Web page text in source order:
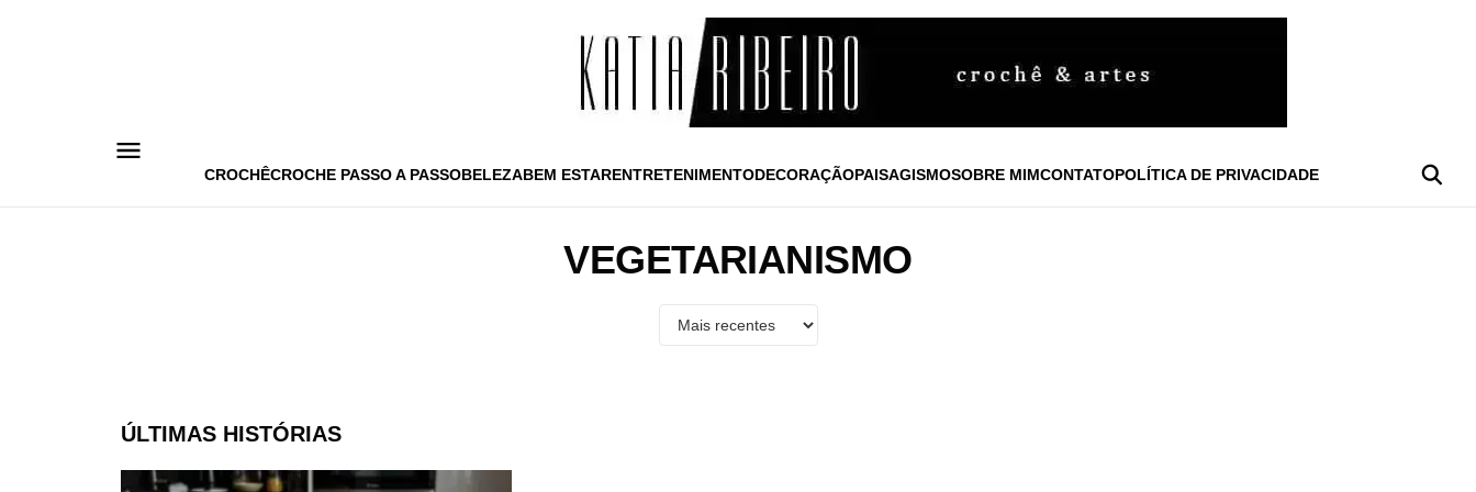
CROCHÊCROCHE PASSO A PASSOBELEZABEM ESTARENTRETENIMENTODECORAÇÃOPAISAGISMOSOBRE MIMCONTATOPOLÍTICA DE PRIVACIDADE
VEGETARIANISMO
ÚLTIMAS HISTÓRIAS